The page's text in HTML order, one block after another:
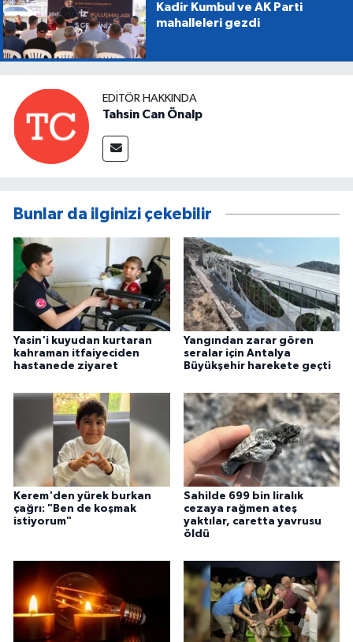
Kadir Kumbul ve AK Parti
mahalleleri gezdi
EDITÖR HAKKINDA
Tahsin Can Önalp
Bunlar da ilginizi çekebilir
Yasin'i kuyudan kurtaran
kahraman itfaiyeciden
hastanede ziyaret
Yangından zarar gören
seralar için Antalya
Büyükşehir harekete geçti
Kerem'den yürek burkan
çağrı: "Ben de koşmak
istiyorum"
Sahilde 699 bin liralık
cezaya rağmen ateş
yaktılar, caretta yavrusu
öldü